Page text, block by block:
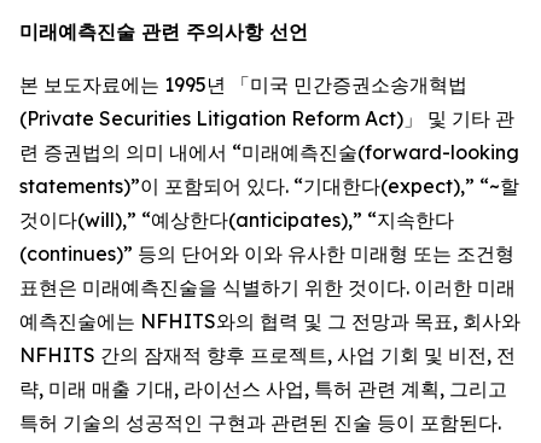
미래예측진술 관련 주의사항 선언
본 보도자료에는 1995년 「미국 민간증권소송개혁법
(Private Securities Litigation Reform Act)」 및 기타 관
련 증권법의 의미 내에서 “미래예측진술(forward-looking
statements)”이 포함되어 있다. “기대한다(expect),” “~할
것이다(will),” “예상한다(anticipates),” “지속한다
(continues)” 등의 단어와 이와 유사한 미래형 또는 조건형
표현은 미래예측진술을 식별하기 위한 것이다. 이러한 미래
예측진술에는 NFHITS와의 협력 및 그 전망과 목표, 회사와
NFHITS 간의 잠재적 향후 프로젝트, 사업 기회 및 비전, 전
략, 미래 매출 기대, 라이선스 사업, 특허 관련 계획, 그리고
특허 기술의 성공적인 구현과 관련된 진술 등이 포함된다.